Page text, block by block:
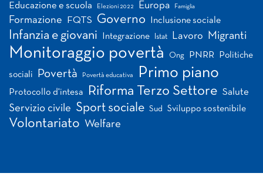
Educazione e scuola Elezioni 2022 Europa Famiglia
Formazione FQTS Governo Inclusione sociale
Infanzia e giovani Integrazione Istat Lavoro Migranti
Monitoraggio povertà Ong PNRR Politiche
sociali Povertà Povertà educativa Primo piano
Protocollo d'intesa Riforma Terzo Settore Salute
Servizio civile Sport sociale Sud Sviluppo sostenibile
Volontariato Welfare